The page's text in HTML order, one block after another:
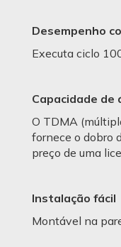
Desempenho
Executa ciclo
Capacidade de
O TDMA
fornece o dobro
preço de uma
Instalação fácil
Montável na